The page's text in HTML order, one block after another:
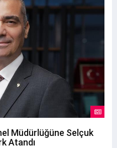
Müdürlüğüne Selçuk
Atandı